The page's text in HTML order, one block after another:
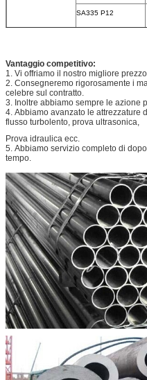
SA335 P12
SA335 P22
SA335 P91
SA335 P92
Vantaggio competitivo:
1. Vi offriamo il nostro migliore
2. Consegneremo rigorosamente i
celebre sul contratto.
3. Inoltre abbiamo sempre le azione
4. Abbiamo avanzato le attrezzature
flusso turbolento, prova ultrasonica,
Prova idraulica ecc.
5. Abbiamo servizio completo di
tempo.